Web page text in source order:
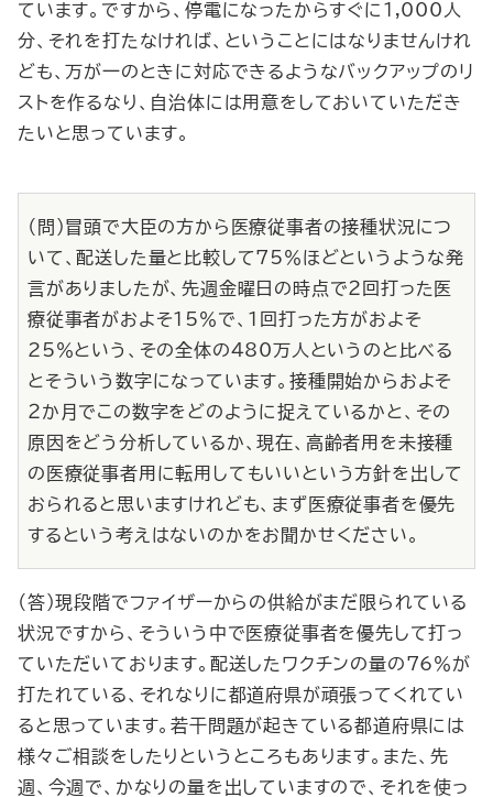
ています。ですから、停電になったからすぐに1,000人
分、それを打たなければ、ということにはなりませんけれ
ども、万が一のときに対応できるようなバックアップのリ
ストを作るなり、自治体には用意をしておいていただき
たいと思っています。
（問）冒頭で大臣の方から医療従事者の接種状況につ
いて、配送した量と比較して75％ほどというような発
言がありましたが、先週金曜日の時点で２回打った医
療従事者がおよそ15％で、１回打った方がおよそ
25％という、その全体の480万人というのと比べる
とそういう数字になっています。接種開始からおよそ
２か月でこの数字をどのように捉えているかと、その
原因をどう分析しているか、現在、高齢者用を未接種
の医療従事者用に転用してもいいという方針を出して
おられると思いますけれども、まず医療従事者を優先
するという考えはないのかをお聞かせください。
（答）現段階でファイザーからの供給がまだ限られている
状況ですから、そういう中で医療従事者を優先して打っ
ていただいております。配送したワクチンの量の76％が
打たれている、それなりに都道府県が頑張ってくれてい
ると思っています。若干問題が起きている都道府県には
様々ご相談をしたりというところもあります。また、先
週、今週で、かなりの量を出していますので、それを使っ